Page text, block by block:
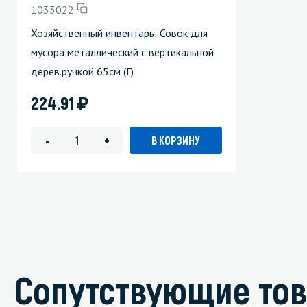
1033022
Хозяйственный инвентарь: Совок для
мусора металлический с вертикальной
дерев.ручкой 65см (Г)
224.91)
- + В КОРЗИНУ
Сопутствующие